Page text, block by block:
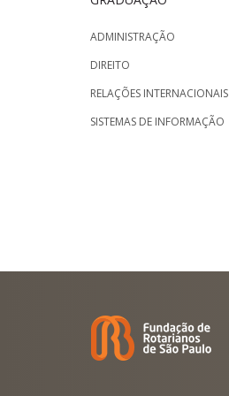
ADMINISTRAÇÃO
DIREITO
RELAÇÕES INTERNACIONAIS
SISTEMAS DE INFORMAÇÃO